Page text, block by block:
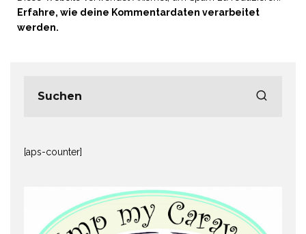
Erfahre, wie deine Kommentardaten verarbeitet
werden.
[aps-counter]